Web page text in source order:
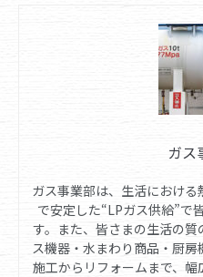
ガス
ガス事業部は、生活におけ
で安定した“LPガス供給”で
す。また、皆さまの生活の
ス機器・水まわり商品・厨
施工からリフォームまで、幅